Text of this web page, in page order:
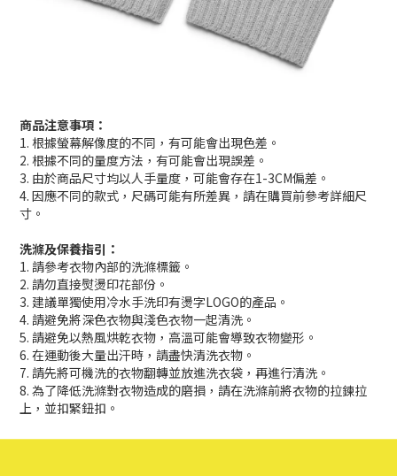
商品注意事項：
1. 根據螢幕解像度的不同，有可能會出現色差。
2. 根據不同的量度方法，有可能會出現誤差。
3. 由於商品尺寸均以人手量度，可能會存在1-3CM偏差。
4. 因應不同的款式，尺碼可能有所差異，請在購買前參考詳細尺
寸。
洗滌及保養指引：
1. 請參考衣物內部的洗滌標籤。
2. 請勿直接熨燙印花部份。
3. 建議單獨使用冷水手洗印有燙字LOGO的產品。
4. 請避免將深色衣物與淺色衣物一起清洗。
5. 請避免以熱風烘乾衣物，高溫可能會導致衣物變形。
6. 在運動後大量出汗時，請盡快清洗衣物。
7. 請先將可機洗的衣物翻轉並放進洗衣袋，再進行清洗。
8. 為了降低洗滌對衣物造成的磨損，請在洗滌前將衣物的拉鍊拉
上，並扣緊鈕扣。